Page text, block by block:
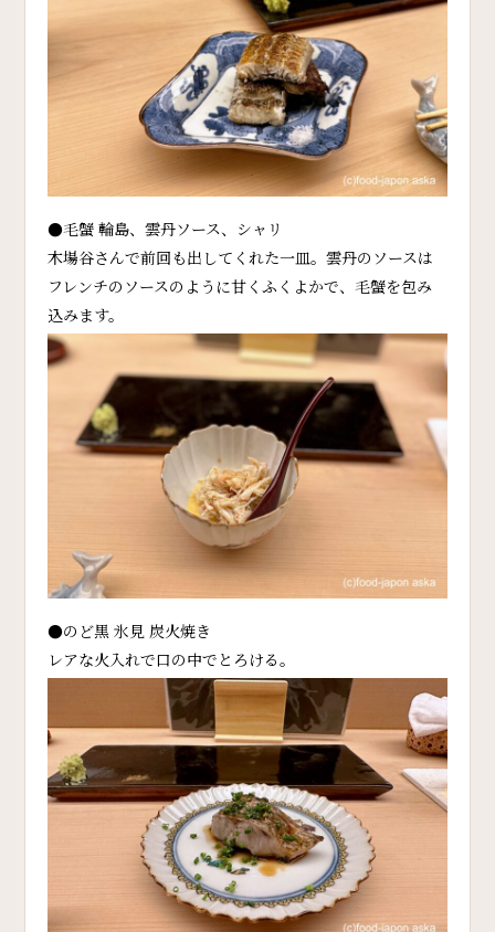
●毛蟹 輪島、雲丹ソース、シャリ
木場谷さんで前回も出してくれた一皿。雲丹のソースは
フレンチのソースのように甘くふくよかで、毛蟹を包み
込みます。
●のど黒 氷見 炭火焼き
レアな火入れで口の中でとろける。